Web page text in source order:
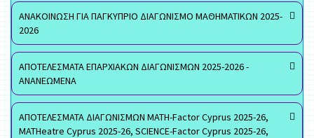
ΑΝΑΚΟΙΝΩΣΗ ΓΙΑ ΠΑΓΚΥΠΡΙΟ ΔΙΑΓΩΝΙΣΜΟ ΜΑΘΗΜΑΤΙΚΩΝ 2025-
2026
ΑΠΟΤΕΛΕΣΜΑΤΑ ΕΠΑΡΧΙΑΚΩΝ ΔΙΑΓΩΝΙΣΜΩΝ 2025-2026 -
ΑΝΑΝΕΩΜΕΝΑ
ΑΠΟΤΕΛΕΣΜΑΤΑ ΔΙΑΓΩΝΙΣΜΩΝ MATH-Factor Cyprus 2025-26,
MATHeatre Cyprus 2025-26, SCIENCE-Factor Cyprus 2025-26,